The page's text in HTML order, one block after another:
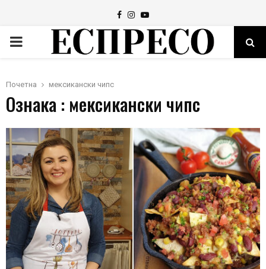
Facebook
Instagram
Youtube
PRIMARY
Почетна мексикански чипс
Ознака : мексикански чипс